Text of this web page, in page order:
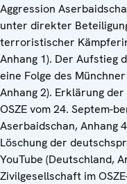
Aggression
unter direkter
terroristischer
Anhang 1). Der Aufstieg
eine Folge des
Anhang 2). Erklärung
OSZE vom 24. Septem-
Aserbaidschan, Anhang
Löschung der
YouTube (Deutschland,
Zivilgesellschaft im